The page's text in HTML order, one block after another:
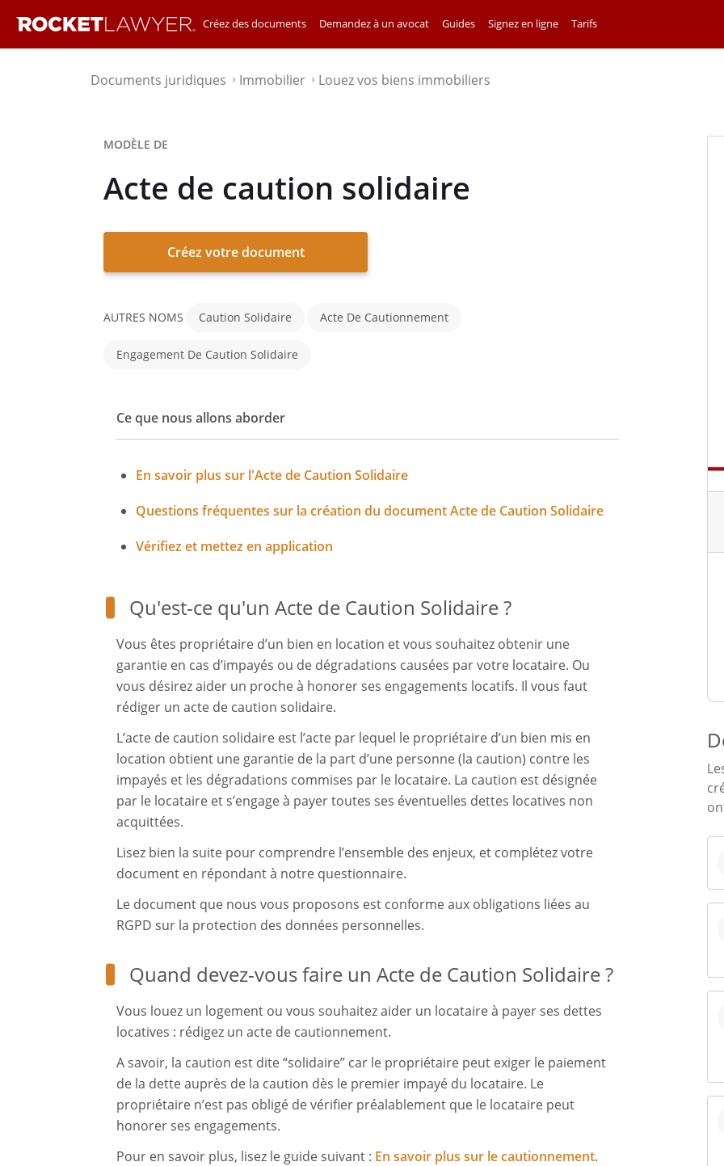
Créez des documents Demandez à un avocat Guides Signez en ligne Tarifs
Documents juridiques⌃ Immobilier⌃ Louez vos biens immobiliers
MODÈLE DE
Acte de caution solidaire
Créez votre document
AUTRES NOMS Caution Solidaire Acte De Cautionnement
Engagement De Caution Solidaire
Ce que nous allons aborder
En savoir plus sur l'Acte de Caution Solidaire
Questions fréquentes sur la création du document Acte de Caution Solidaire
Vérifiez et mettez en application
Qu'est-ce qu'un Acte de Caution Solidaire ?
Vous êtes propriétaire d’un bien en location et vous souhaitez obtenir une
garantie en cas d’impayés ou de dégradations causées par votre locataire. Ou
vous désirez aider un proche à honorer ses engagements locatifs. Il vous faut
rédiger un acte de caution solidaire.
L’acte de caution solidaire est l’acte par lequel le propriétaire d’un bien mis en
location obtient une garantie de la part d’une personne (la caution) contre les
impayés et les dégradations commises par le locataire. La caution est désignée
par le locataire et s’engage à payer toutes ses éventuelles dettes locatives non
acquittées.
Lisez bien la suite pour comprendre l’ensemble des enjeux, et complétez votre
document en répondant à notre questionnaire.
Le document que nous vous proposons est conforme aux obligations liées au
RGPD sur la protection des données personnelles.
Quand devez-vous faire un Acte de Caution Solidaire ?
Vous louez un logement ou vous souhaitez aider un locataire à payer ses dettes
locatives : rédigez un acte de cautionnement.
A savoir, la caution est dite “solidaire” car le propriétaire peut exiger le paiement
de la dette auprès de la caution dès le premier impayé du locataire. Le
propriétaire n’est pas obligé de vérifier préalablement que le locataire peut
honorer ses engagements.
Pour en savoir plus, lisez le guide suivant : En savoir plus sur le cautionnement.